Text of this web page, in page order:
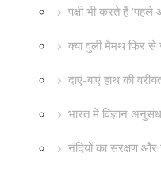
पक्षी भी करते हैं ‘पहले
क्या वुली मैमथ फिर से
दाएं-बाएं हाथ की
भारत में विज्ञान
नदियों का संरक्षण और